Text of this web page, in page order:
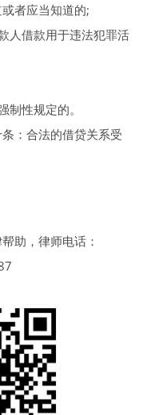
者应当知道的;
人借款用于违法犯罪活
性规定的。
：合法的借贷关系受
助，律师电话：